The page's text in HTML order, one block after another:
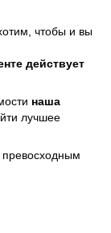
чтобы и вы
действует
наша
лучшее
превосходным